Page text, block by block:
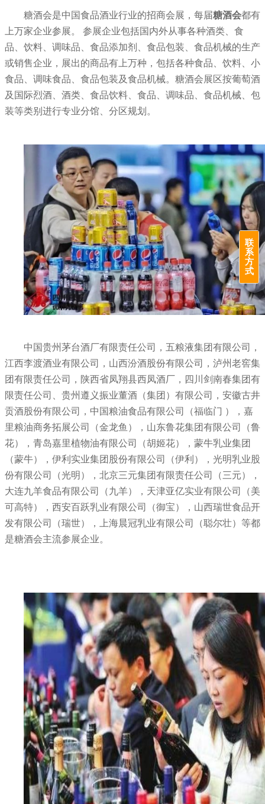
糖酒会是中国食品酒业行业的招商会展， 每届糖酒会都有
上万家企业参展。 参展企业包括国内外从事各种酒类、食
品、饮料、调味品、食品添加剂、食品包装、食品机械的生产
或销售企业，展出的商品有上万种，包括各种食品、饮料、小
食品、调味食品、食品包装及食品机械。糖酒会展区按葡萄酒
及国际烈酒、酒类、食品饮料、食品、调味品、食品机械、包
装等类别进行专业分馆、分区规划。
中国贵州茅台酒厂有限责任公司，五粮液集团有限公司，
江西李渡酒业有限公司，山西汾酒股份有限公司，泸州老窖集
团有限责任公司，陕西省凤翔县西凤酒厂，四川剑南春集团有
限责任公司、贵州遵义振业董酒（集团）有限公司，安徽古井
贡酒股份有限公司，中国粮油食品有限公司（福临门 ），嘉
里粮油商务拓展公司（金龙鱼），山东鲁花集团有限公司（鲁
花），青岛嘉里植物油有限公司（胡姬花），蒙牛乳业集团
（蒙牛），伊利实业集团股份有限公司（伊利），光明乳业股
份有限公司（光明），北京三元集团有限责任公司（三元），
大连九羊食品有限公司（九羊），天津亚亿实业有限公司（美
可高特），西安百跃乳业有限公司（御宝），山西瑞世食品开
发有限公司（瑞世），上海晨冠乳业有限公司（聪尔壮）等都
是糖酒会主流参展企业。
联
系
方
式